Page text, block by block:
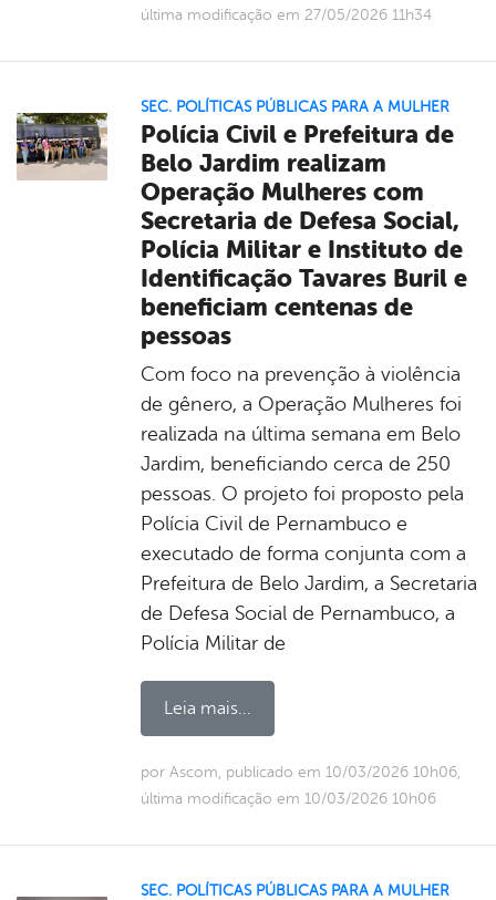
última modificação em 27/05/2026 11h34
SEC. POLÍTICAS PÚBLICAS PARA A MULHER
Polícia Civil e Prefeitura de
Belo Jardim realizam
Operação Mulheres com
Secretaria de Defesa Social,
Polícia Militar e Instituto de
Identificação Tavares Buril e
beneficiam centenas de
pessoas
Com foco na prevenção à violência
de gênero, a Operação Mulheres foi
realizada na última semana em Belo
Jardim, beneficiando cerca de 250
pessoas. O projeto foi proposto pela
Polícia Civil de Pernambuco e
executado de forma conjunta com a
Prefeitura de Belo Jardim, a Secretaria
de Defesa Social de Pernambuco, a
Polícia Militar de
Leia mais...
por Ascom, publicado em 10/03/2026 10h06,
última modificação em 10/03/2026 10h06
SEC. POLÍTICAS PÚBLICAS PARA A MULHER